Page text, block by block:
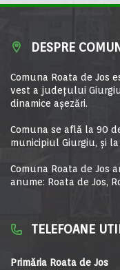
DESPRE
Comuna Roata de Jos
vest a judeţului
dinamice aşezări.
Comuna se află la 90
municipiul Giurgiu, şi
Comuna Roata de Jos
anume: Roata de Jos,
TELEFOANE
Primăria Roata de Jos